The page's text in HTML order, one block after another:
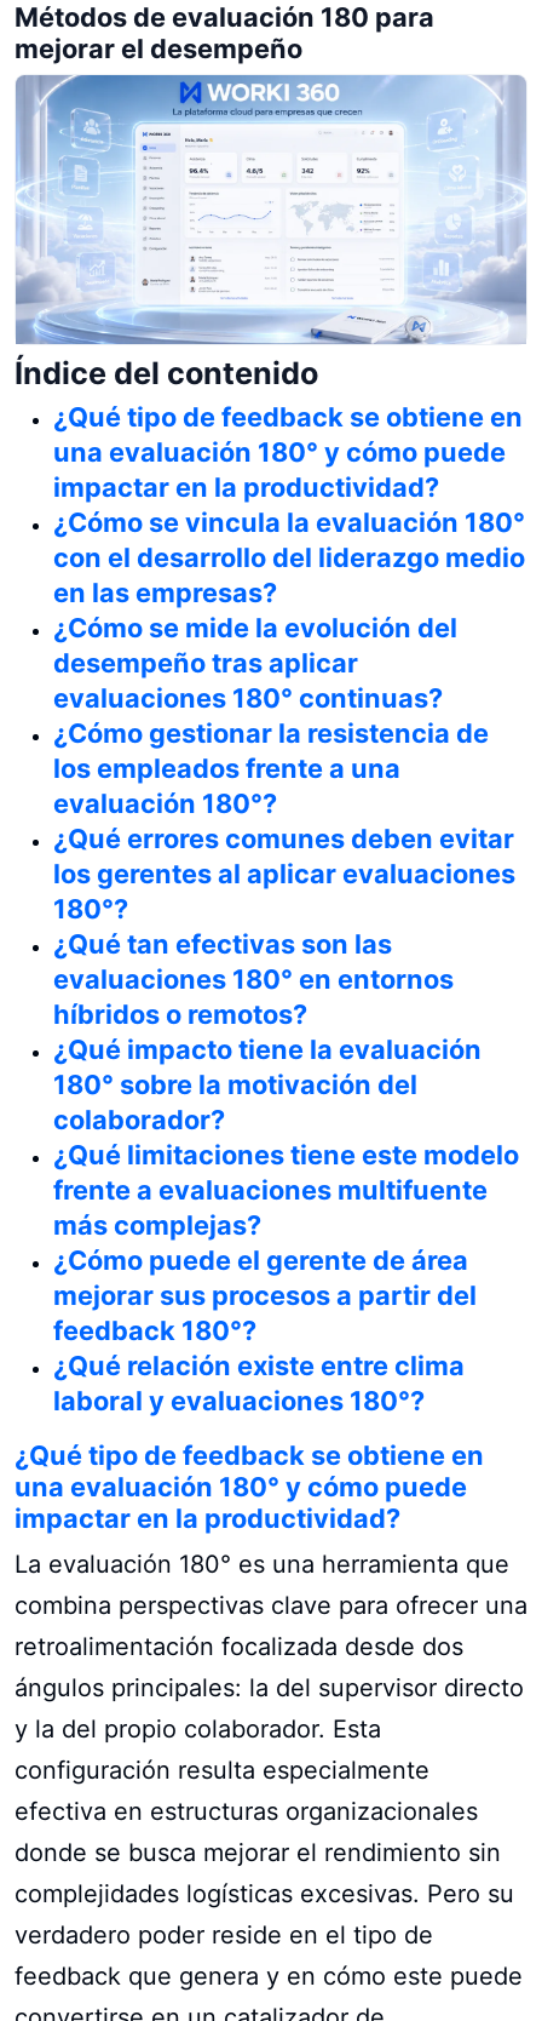
Métodos de evaluación 180 para
mejorar el desempeño
Índice del contenido
¿Qué tipo de feedback se obtiene en
una evaluación 180° y cómo puede
impactar en la productividad?
¿Cómo se vincula la evaluación 180°
con el desarrollo del liderazgo medio
en las empresas?
¿Cómo se mide la evolución del
desempeño tras aplicar
evaluaciones 180° continuas?
¿Cómo gestionar la resistencia de
los empleados frente a una
evaluación 180°?
¿Qué errores comunes deben evitar
los gerentes al aplicar evaluaciones
180°?
¿Qué tan efectivas son las
evaluaciones 180° en entornos
híbridos o remotos?
¿Qué impacto tiene la evaluación
180° sobre la motivación del
colaborador?
¿Qué limitaciones tiene este modelo
frente a evaluaciones multifuente
más complejas?
¿Cómo puede el gerente de área
mejorar sus procesos a partir del
feedback 180°?
¿Qué relación existe entre clima
laboral y evaluaciones 180°?
¿Qué tipo de feedback se obtiene en
una evaluación 180° y cómo puede
impactar en la productividad?
La evaluación 180° es una herramienta que
combina perspectivas clave para ofrecer una
retroalimentación focalizada desde dos
ángulos principales: la del supervisor directo
y la del propio colaborador. Esta
configuración resulta especialmente
efectiva en estructuras organizacionales
donde se busca mejorar el rendimiento sin
complejidades logísticas excesivas. Pero su
verdadero poder reside en el tipo de
feedback que genera y en cómo este puede